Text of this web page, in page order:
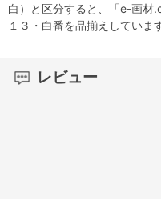
白）と区分すると、「e-画材
１３・白番を品揃えしていま
レビュー